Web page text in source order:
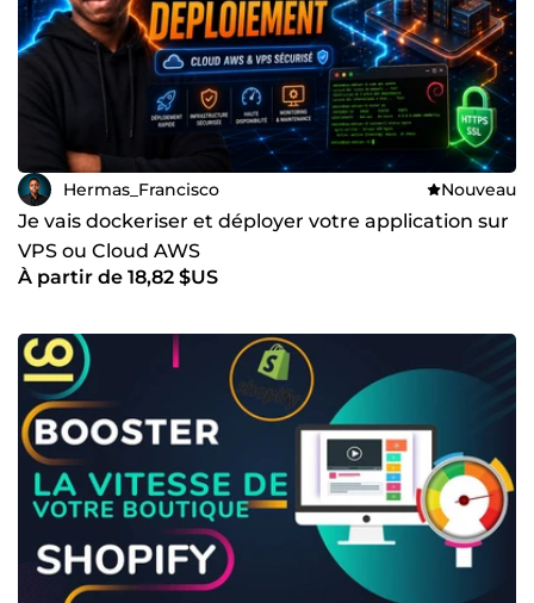
Hermas_Francisco Nouveau
Je vais dockeriser et déployer votre application sur
VPS ou Cloud AWS
À partir de 18,82 $US